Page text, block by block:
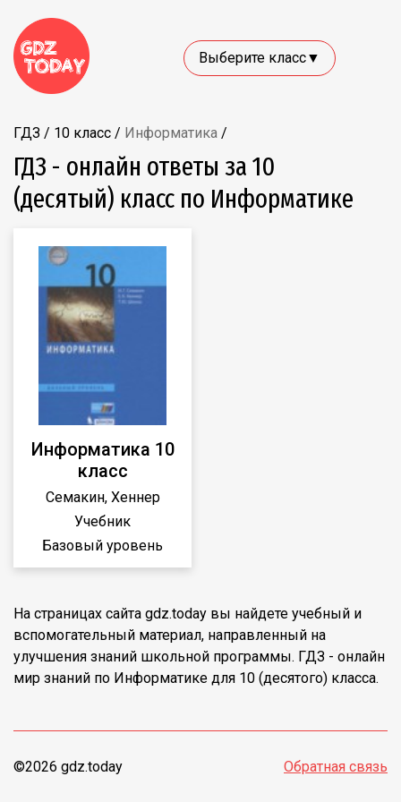
Выберите класс▼
ГДЗ / 10 класс / Информатика /
ГДЗ - онлайн ответы за 10
(десятый) класс по Информатике
Информатика 10
класс
Семакин, Хеннер
Учебник
Базовый уровень
На страницах сайта gdz.today вы найдете учебный и
вспомогательный материал, направленный на
улучшения знаний школьной программы. ГДЗ - онлайн
мир знаний по Информатике для 10 (десятого) класса.
©2026 gdz.today Обратная связь